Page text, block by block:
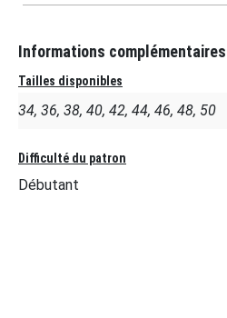
Informations complémentaires
Tailles disponibles
34, 36, 38, 40, 42, 44, 46, 48, 50
Difficulté du patron
Débutant